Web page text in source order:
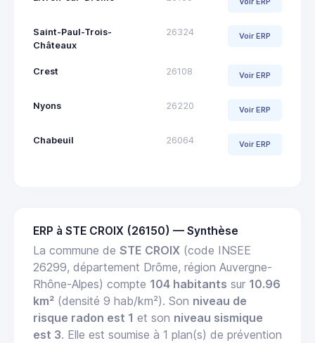
Saint-Paul-Trois-
Châteaux
26324 Voir ERP
Crest 26108 Voir ERP
Nyons 26220 Voir ERP
Chabeuil 26064 Voir ERP
ERP à STE CROIX (26150) — Synthèse
La commune de STE CROIX (code INSEE
26299, département Drôme, région Auvergne-
Rhône-Alpes) compte 104 habitants sur 10.96
km² (densité 9 hab/km²). Son niveau de
risque radon est 1 et son niveau sismique
est 3. Elle est soumise à 1 plan(s) de prévention